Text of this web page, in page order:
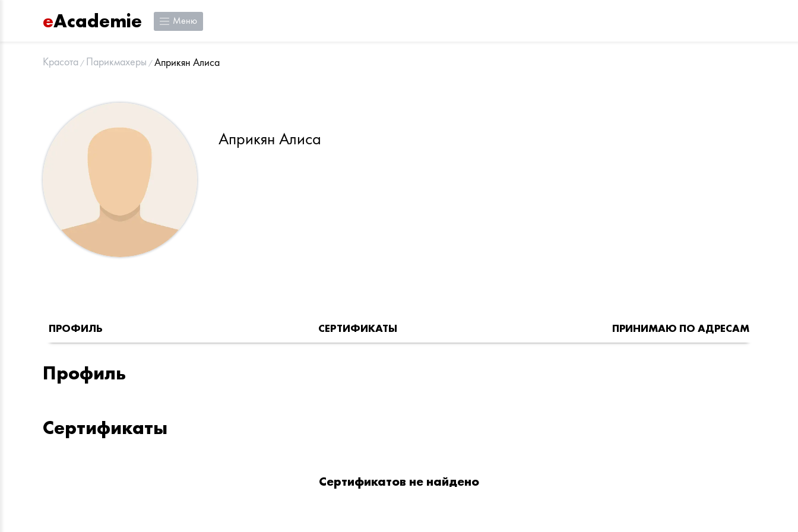
eAcademie Меню
Красота Парикмахеры Априкян Алиса
Априкян Алиса
ПРОФИЛЬ СЕРТИФИКАТЫ ПРИНИМАЮ ПО АДРЕСАМ
Профиль
Сертификаты
Сертификатов не найдено